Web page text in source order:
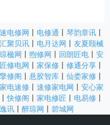
电修网 电修通 琴韵章讯
汇聚贝讯 电月达网
友夏颐械
琼楹网 煦修网 回朗匠电
安
修电网 家保修 修通分享
擎修阁 悬胶智库 仙娄家修
家电速修 速修家电网
安心家
丨快修阁 家电修匠 电易修
讯 醉琼网 碧城网